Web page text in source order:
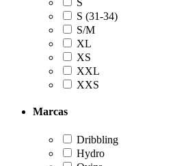
S (31-34)
S/M
XL
XS
XXL
XXS
Marcas
Dribbling
Hydro